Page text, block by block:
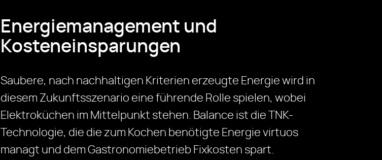
Energiemanagement und
Kosteneinsparungen
Saubere, nach nachhaltigen Kriterien erzeugte Energie wird in
diesem Zukunftsszenario eine führende Rolle spielen, wobei
Elektroküchen im Mittelpunkt stehen. Balance ist die TNK-
Technologie, die die zum Kochen benötigte Energie virtuos
managt und dem Gastronomiebetrieb Fixkosten spart.